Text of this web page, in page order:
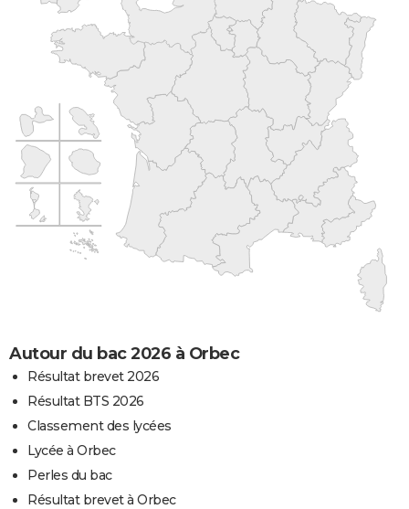
Autour du bac 2026 à Orbec
Résultat brevet 2026
Résultat BTS 2026
Classement des lycées
Lycée à Orbec
Perles du bac
Résultat brevet à Orbec